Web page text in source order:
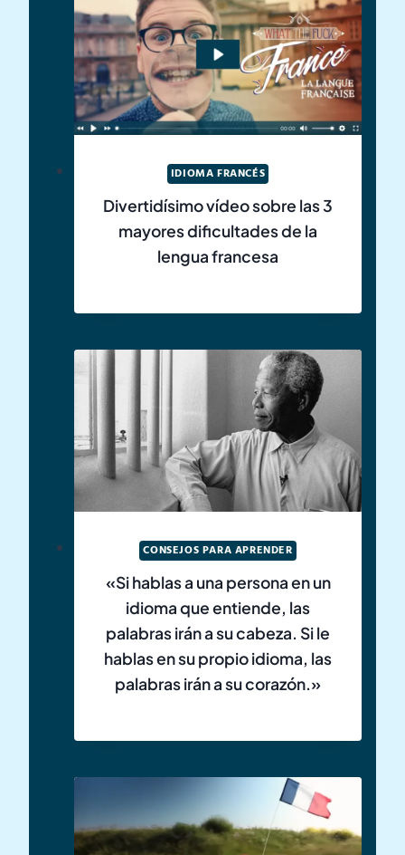
IDIOMA FRANCÉS
Divertidísimo vídeo sobre las 3
mayores dificultades de la
lengua francesa
CONSEJOS PARA APRENDER
«Si hablas a una persona en un
idioma que entiende, las
palabras irán a su cabeza. Si le
hablas en su propio idioma, las
palabras irán a su corazón.»